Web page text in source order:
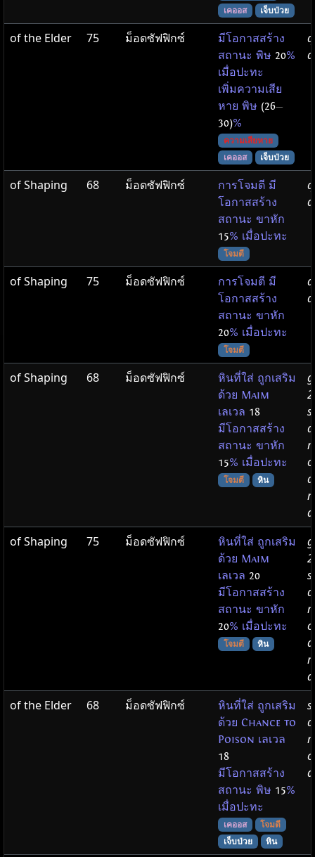
เคออส
เจ็บป่วย
of the Elder 75 ม็อดซัฟฟิกซ์
มีโอกาสสร้าง
สถานะ พิษ 20%
เมื่อปะทะ
เพิ่มความเสีย
หาย พิษ (26—
30)%
ความเสียหาย
เคออส
เจ็บป่วย
of Shaping 68 ม็อดซัฟฟิกซ์
การโจมตี มี
โอกาสสร้าง
สถานะ ขาหัก
15% เมื่อปะทะ
โจมตี
of Shaping 75 ม็อดซัฟฟิกซ์
การโจมตี มี
โอกาสสร้าง
สถานะ ขาหัก
20% เมื่อปะทะ
โจมตี
of Shaping 68 ม็อดซัฟฟิกซ์
หินที่ใส่ ถูกเสริม
ด้วย Maim
เลเวล 18
มีโอกาสสร้าง
สถานะ ขาหัก
15% เมื่อปะทะ
โจมตี หิน
of Shaping
75 ม็อดซัฟฟิกซ์
หินที่ใส่ ถูกเสริม
ด้วย Maim
เลเวล 20
มีโอกาสสร้าง
สถานะ ขาหัก
20% เมื่อปะทะ
โจมตี หิน
of the Elder
68 ม็อดซัฟฟิกซ์
หินที่ใส่ ถูกเสริม
ด้วย Chance to
Poison เลเวล
18
มีโอกาสสร้าง
สถานะ พิษ 15%
เมื่อปะทะ
เคออส
โจมตี
เจ็บป่วย
หิน